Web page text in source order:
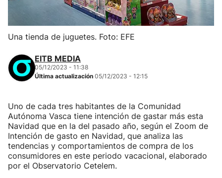
Una tienda de juguetes. Foto: EFE
EITB MEDIA
05/12/2023 - 11:38
Última actualización 05/12/2023 - 12:15
Uno de cada tres habitantes de la Comunidad
Autónoma Vasca tiene intención de gastar más esta
Navidad que en la del pasado año, según el Zoom de
Intención de gasto en Navidad, que analiza las
tendencias y comportamientos de compra de los
consumidores en este periodo vacacional, elaborado
por el Observatorio Cetelem.